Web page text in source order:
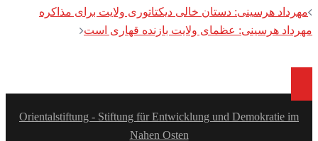
Post
navigation
مهرداد هرسینی: دستان خالی دیکتاتوری ولایت برای مذاکره
مهرداد هرسینی: عظمای ولایت بازنده قهاری است
Orientalstiftung - Stiftung für Entwicklung und Demokratie im
Nahen Osten